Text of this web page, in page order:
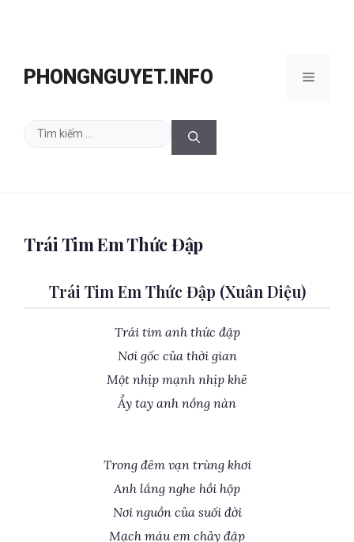
PHONGNGUYET.INFO Menu
Tìm
Trái Tim Em Thức Đập
Trái Tim Em Thức Đập (Xuân Diệu)
Trái tim anh thức đập
Nơi gốc của thời gian
Một nhịp mạnh nhịp khẽ
Ẩy tay anh nồng nàn
Trong đêm vạn trùng khơi
Anh lắng nghe hồi hộp
Nơi nguồn của suối đời
Mạch máu em chảy đập